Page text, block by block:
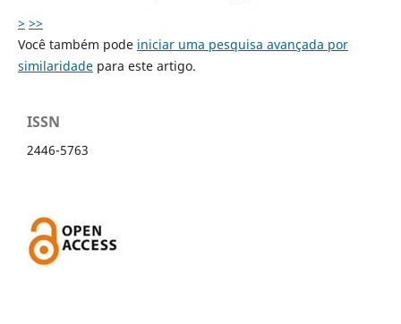
> >>
Você também pode iniciar uma pesquisa avançada por
similaridadepara este artigo.
ISSN
2446-5763